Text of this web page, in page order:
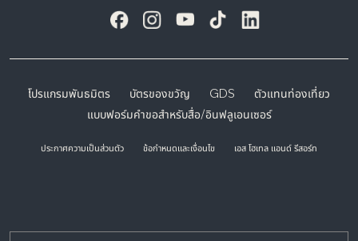
โปรแกรมพันธมิตร บัตรของขวัญ GDS
ตัวแทนท่องเที่ยว
แบบฟอร์มคำขอสำหรับสื่อ/อินฟลูเอนเซอร์
ประกาศความเป็นส่วนตัว ข้อกำหนดและเงื่อนไข เอส โฮเทล แอนด์ รีสอร์ท